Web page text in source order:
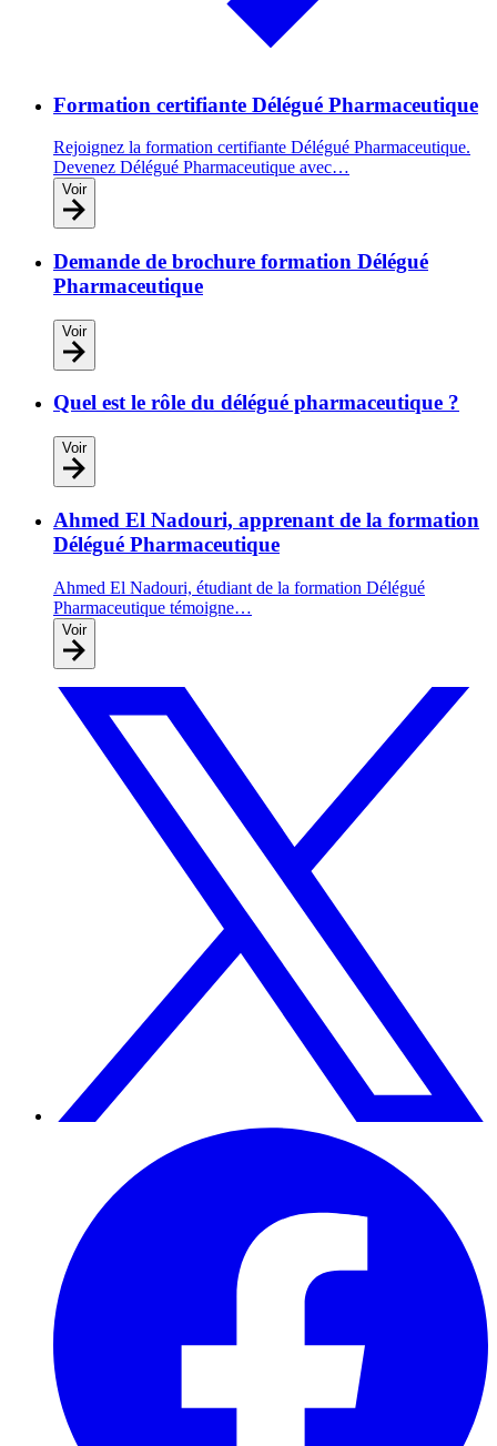
Formation certifiante Délégué Pharmaceutique
Rejoignez la formation certifiante Délégué Pharmaceutique.
Devenez Délégué Pharmaceutique avec…
Voir
Demande de brochure formation Délégué
Pharmaceutique
Voir
Quel est le rôle du délégué pharmaceutique ?
Voir
Ahmed El Nadouri, apprenant de la formation
Délégué Pharmaceutique
Ahmed El Nadouri, étudiant de la formation Délégué
Pharmaceutique témoigne…
Voir